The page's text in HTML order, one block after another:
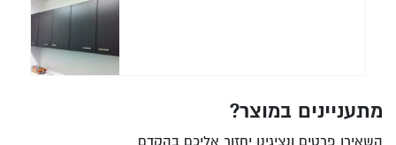
מתעניינים במוצר?